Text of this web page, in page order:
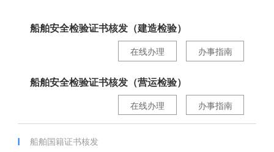
船舶安全检验证书核发（建造检验）
办事指南
在线办理
船舶安全检验证书核发（营运检验）
办事指南
在线办理
船舶国籍证书核发